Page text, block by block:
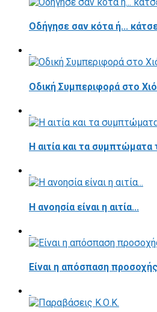
Οδήγησε σαν κότα ή...
Οδική Συμπεριφορά στο
Η αιτία και τα
Η ανοησία είναι η αιτία...
Είναι η απόσπαση